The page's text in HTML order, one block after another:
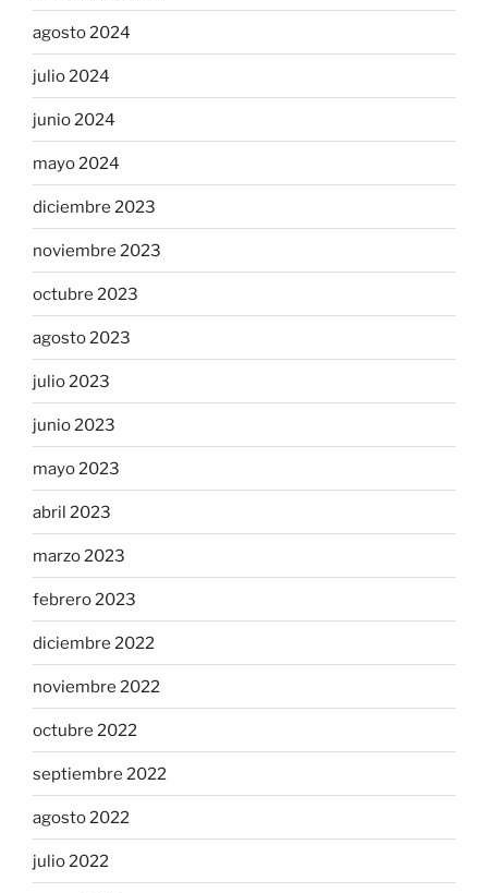
agosto 2024
julio 2024
junio 2024
mayo 2024
diciembre 2023
noviembre 2023
octubre 2023
agosto 2023
julio 2023
junio 2023
mayo 2023
abril 2023
marzo 2023
febrero 2023
diciembre 2022
noviembre 2022
octubre 2022
septiembre 2022
agosto 2022
julio 2022